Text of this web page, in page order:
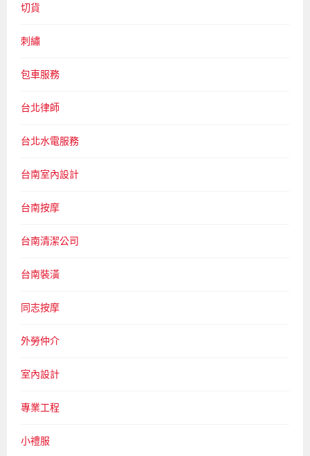
切貨
刺繡
包車服務
台北律師
台北水電服務
台南室內設計
台南按摩
台南清潔公司
台南裝潢
同志按摩
外勞仲介
室內設計
專業工程
小禮服